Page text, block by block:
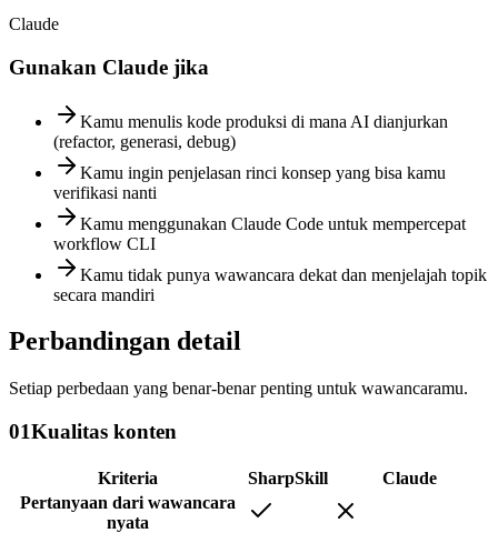
Claude
Gunakan Claude jika
Kamu menulis kode produksi di mana AI dianjurkan
(refactor, generasi, debug)
Kamu ingin penjelasan rinci konsep yang bisa kamu
verifikasi nanti
Kamu menggunakan Claude Code untuk mempercepat
workflow CLI
Kamu tidak punya wawancara dekat dan menjelajah topik
secara mandiri
Perbandingan detail
Setiap perbedaan yang benar-benar penting untuk wawancaramu.
01Kualitas konten
Kriteria SharpSkill
Claude
Pertanyaan dari wawancara
nyata